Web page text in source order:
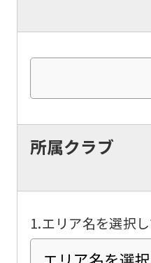
所属クラブ
1.エリア名を選択し